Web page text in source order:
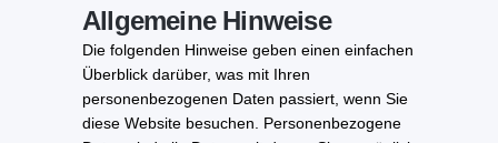
Allgemeine Hinweise
Die folgenden Hinweise geben einen einfachen
Überblick darüber, was mit Ihren
personenbezogenen Daten passiert, wenn Sie
diese Website besuchen. Personenbezogene